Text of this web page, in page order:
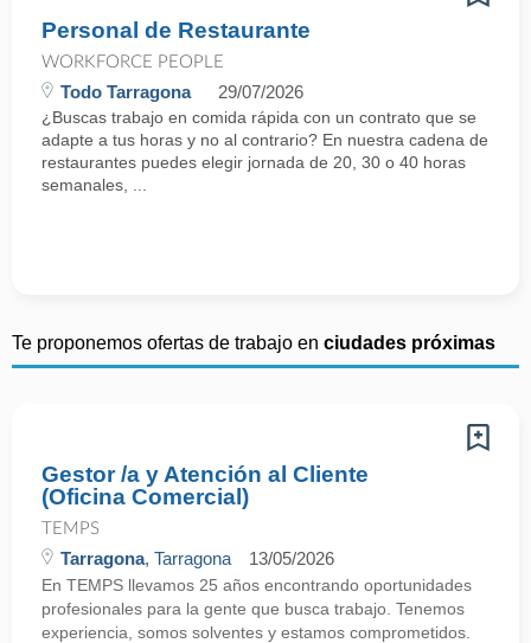
Personal de Restaurante
WORKFORCE PEOPLE
Todo Tarragona 29/07/2026
¿Buscas trabajo en comida rápida con un contrato que se
adapte a tus horas y no al contrario? En nuestra cadena de
restaurantes puedes elegir jornada de 20, 30 o 40 horas
semanales, ...
Te proponemos ofertas de trabajo en ciudades próximas
Gestor /a y Atención al Cliente
(Oficina Comercial)
TEMPS
Tarragona, Tarragona 13/05/2026
En TEMPS llevamos 25 años encontrando oportunidades
profesionales para la gente que busca trabajo. Tenemos
experiencia, somos solventes y estamos comprometidos.